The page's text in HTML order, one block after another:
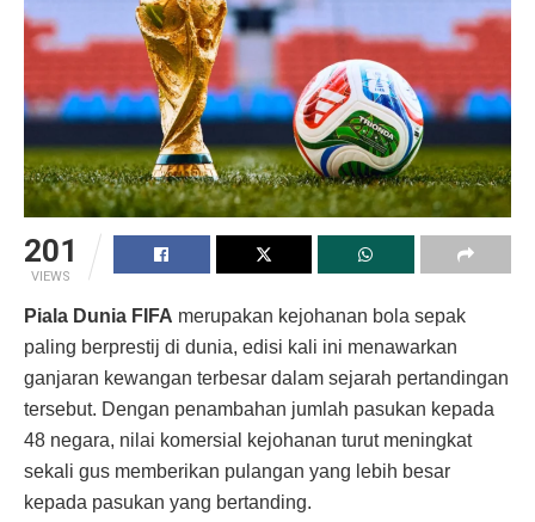
201
VIEWS
Piala Dunia FIFA merupakan kejohanan bola sepak
paling berprestij di dunia, edisi kali ini menawarkan
ganjaran kewangan terbesar dalam sejarah pertandingan
tersebut. Dengan penambahan jumlah pasukan kepada
48 negara, nilai komersial kejohanan turut meningkat
sekali gus memberikan pulangan yang lebih besar
kepada pasukan yang bertanding.